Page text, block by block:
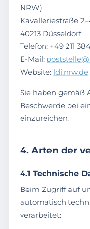
NRW)
Kavalleriestraße
40213 Düsseldorf
Telefon: +49 211
E-Mail:
Website: ldi.nrw.de
Sie haben gemäß
Beschwerde bei
einzureichen.
4. Arten der
4.1 Technische
Beim Zugriff auf
automatisch
verarbeitet: